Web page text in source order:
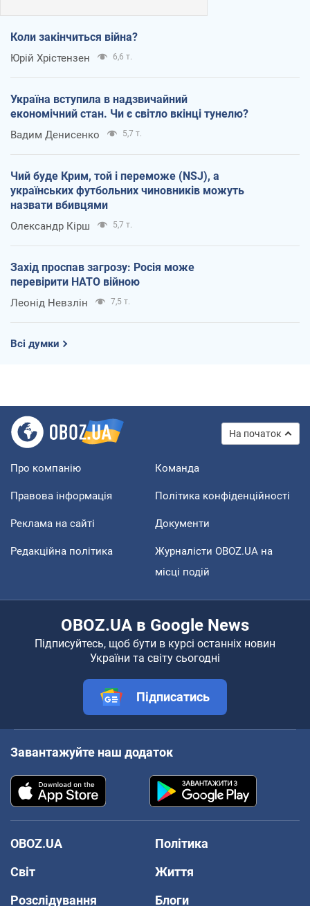
Коли закінчиться війна?
Юрій Хрістензен 6,6 т.
Україна вступила в надзвичайний
економічний стан. Чи є світло вкінці тунелю?
Вадим Денисенко 5,7 т.
Чий буде Крим, той і переможе (NSJ), а
українських футбольних чиновників можуть
назвати вбивцями
Олександр Кірш 5,7 т.
Захід проспав загрозу: Росія може
перевірити НАТО війною
Леонід Невзлін 7,5 т.
Всі думки
На початок
Про компанію Команда
Правова інформація Політика конфіденційності
Реклама на сайті Документи
Редакційна політика
Журналісти OBOZ.UA на
місці подій
OBOZ.UA в Google News
Підписуйтесь, щоб бути в курсі останніх новин
України та світу сьогодні
Підписатись
Завантажуйте наш додаток
OBOZ.UA
Політика
Світ
Життя
Розслідування
Блоги